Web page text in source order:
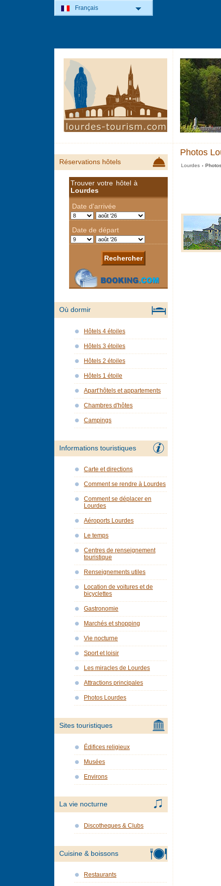
Photos
Lourdes ›
Réservations hôtels
Trouver votre hôtel à
Lourdes
Où dormir
Hôtels 4 étoiles
Hôtels 3 étoiles
Hôtels 2 étoiles
Hôtels 1 étoile
Apart’hôtels et appartements
Chambres d'hôtes
Campings
Informations touristiques
Carte et directions
Comment se rendre à Lourdes
Comment se déplacer en
Lourdes
Aéroports Lourdes
Le temps
Centres de renseignement
touristique
Renseignements utiles
Location de voitures et de
bicyclettes
Gastronomie
Marchés et shopping
Vie nocturne
Sport et loisir
Les miracles de Lourdes
Attractions principales
Photos Lourdes
Sites touristiques
Édifices religieux
Musées
Environs
La vie nocturne
Discotheques & Clubs
Cuisine & boissons
Restaurants
Français